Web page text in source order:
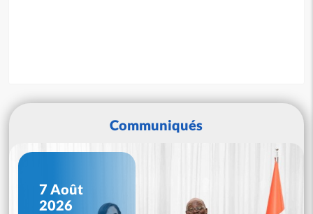
Communiqués
7 Août
2026